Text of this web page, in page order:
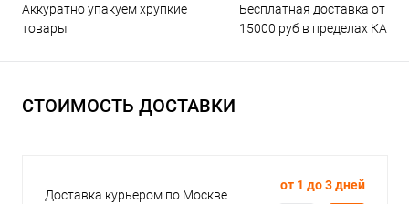
Аккуратно упакуем хрупкие
товары
Бесплатная доставка от
15000 руб в пределах КАД
СТОИМОСТЬ ДОСТАВКИ
Доставка курьером по Москве
от 1 до 3 дней